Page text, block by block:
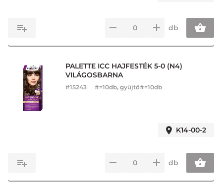
db
PALETTE ICC HAJFESTÉK 5-0 (N4)
VILÁGOSBARNA
#15243 #=10db, gyűjtő#=10db
K14-00-2
db